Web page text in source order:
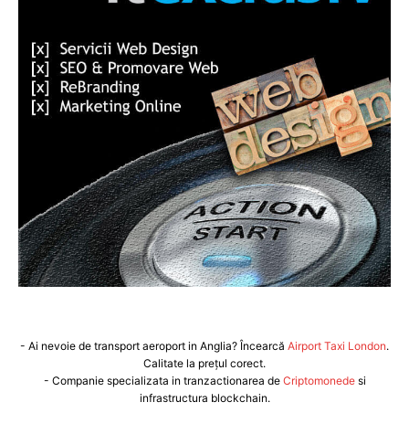
- Ai nevoie de transport aeroport in Anglia? Încearcă Airport Taxi London.
Calitate la prețul corect.
- Companie specializata in tranzactionarea de Criptomonedesi
infrastructura blockchain.